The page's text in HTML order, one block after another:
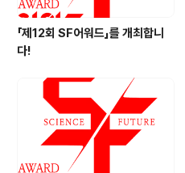
「제12회 SF어워드」를 개최합니
다!